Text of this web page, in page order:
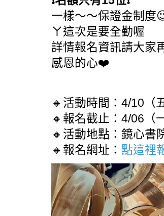
一樣～～保證金制度
ㄚ這次是要全勤喔
詳情報名資訊請大家
感恩的心❤️
🔸活動時間：4/10（
🔸報名截止：4/06（
🔸活動地點：鏡心書
🔸報名網址： 點這裡